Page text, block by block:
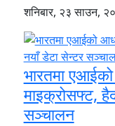
शनिबार, २३ साउन,
भारतमा
माइक्रोसफ्ट,
सञ्चालन